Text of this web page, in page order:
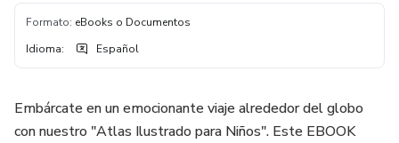
Formato: eBooks o Documentos
Idioma: Español
Embárcate en un emocionante viaje alrededor del globo
con nuestro "Atlas Ilustrado para Niños". Este EBOOK